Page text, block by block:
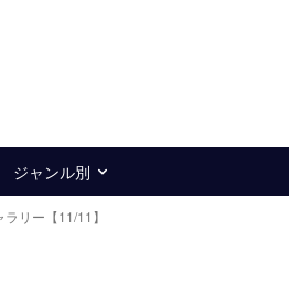
ジャンル別
リー【11/11】